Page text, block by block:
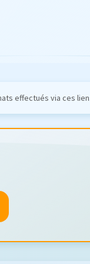
effectués via ces